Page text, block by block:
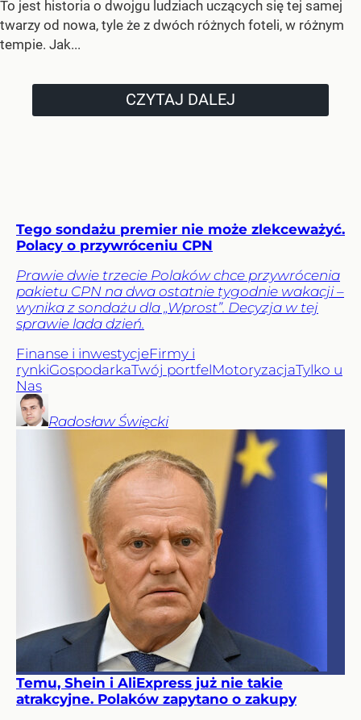
To jest historia o dwojgu ludziach uczących się tej samej
twarzy od nowa, tyle że z dwóch różnych foteli, w różnym
tempie. Jak...
CZYTAJ DALEJ
Tego sondażu premier nie może zlekceważyć.
Polacy o przywróceniu CPN
Prawie dwie trzecie Polaków chce przywrócenia
pakietu CPN na dwa ostatnie tygodnie wakacji –
wynika z sondażu dla „Wprost”. Decyzja w tej
sprawie lada dzień.
Finanse i inwestycjeFirmy i
rynkiGospodarkaTwój portfelMotoryzacjaTylko u
Nas
Radosław Święcki
Temu, Shein i AliExpress już nie takie
atrakcyjne. Polaków zapytano o zakupy